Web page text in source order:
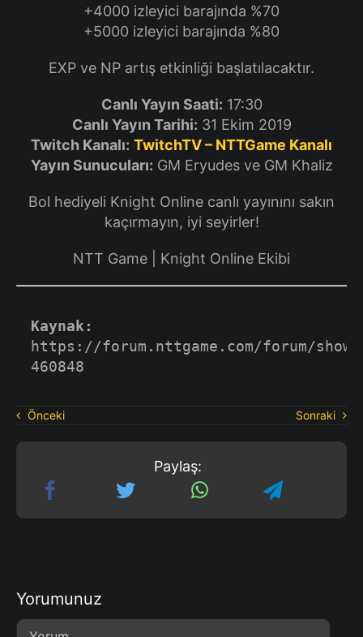
+4000 izleyici barajında %70
+5000 izleyici barajında %80
EXP ve NP artış etkinliği başlatılacaktır.
Canlı Yayın Saati: 17:30
Canlı Yayın Tarihi: 31 Ekim 2019
Twitch Kanalı: TwitchTV – NTTGame Kanalı
Yayın Sunucuları: GM Eryudes ve GM Khaliz
Bol hediyeli Knight Online canlı yayınını sakın
kaçırmayın, iyi seyirler!
NTT Game | Knight Online Ekibi
Kaynak:
https://forum.nttgame.com/forum/
460848
Önceki Sonraki
Paylaş:
Yorumunuz
Comment